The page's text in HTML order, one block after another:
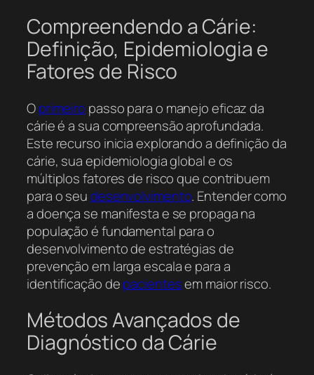
Compreendendo a Cárie:
Definição, Epidemiologia e
Fatores de Risco
Oprimeiro passo para o manejo eficaz da
cárie é a sua compreensão aprofundada.
Este recurso inicia explorando a definição da
cárie, sua epidemiologia global e os
múltiplos fatores de risco que contribuem
para o seudesenvolvimento. Entender como
a doença se manifesta e se propaga na
população é fundamental para o
desenvolvimento de estratégias de
prevenção em larga escala e para a
identificação depacientesem maior risco.
Métodos Avançados de
Diagnóstico da Cárie